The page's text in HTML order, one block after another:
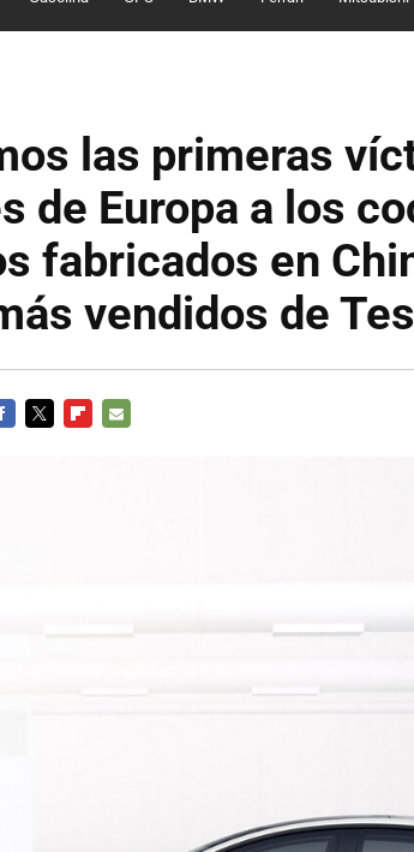
las primeras
de Europa a los
fabricados en
vendidos de